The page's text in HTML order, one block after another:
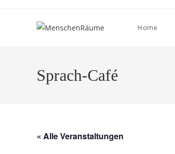
Home
Sprach-Café
« Alle Veranstaltungen